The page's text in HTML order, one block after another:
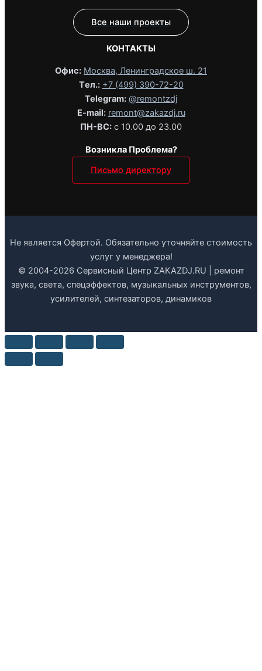
Все наши проекты
КОНТАКТЫ
Офис: Москва, Ленинградское ш. 21
Tел.: +7 (499) 390-72-20
Telegram: @remontzdj‬
E-mail: remont@zakazdj.ru
ПН-ВС: с 10.00 до 23.00
Возникла Проблема?
Письмо директору
Не является Офертой. Обязательно уточняйте стоимость
услуг у менеджера!
© 2004-2026 Сервисный Центр ZAKAZDJ.RU | ремонт
звука, света, спецэффектов, музыкальных инструментов,
усилителей, синтезаторов, динамиков